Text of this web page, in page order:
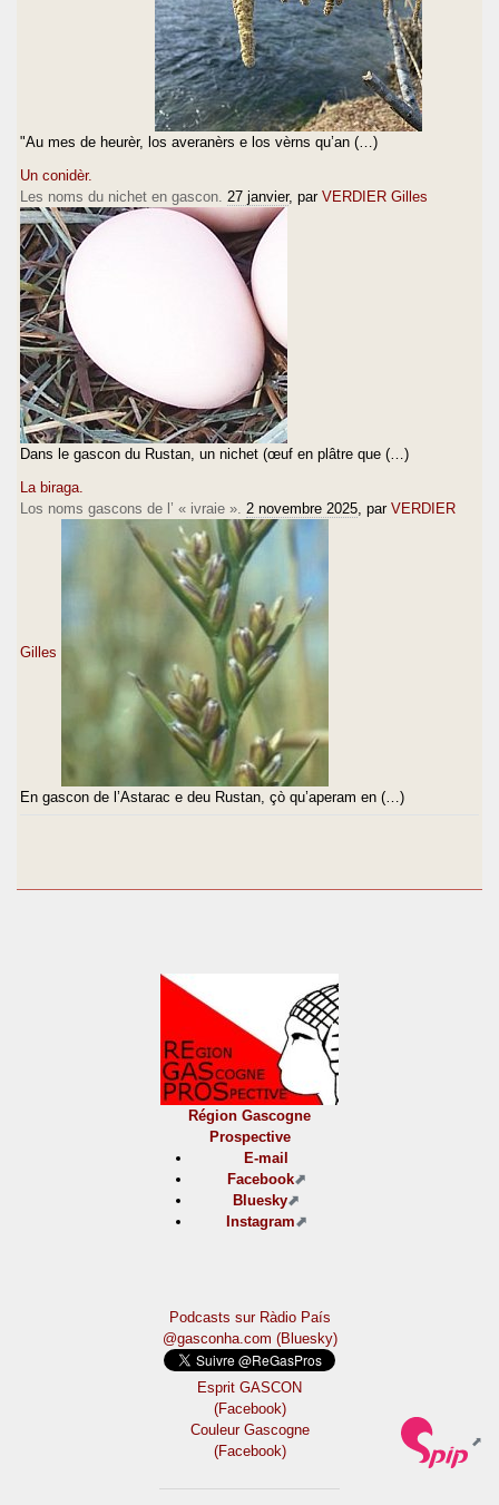
"Au mes de heurèr, los averanèrs e los vèrns qu’an (…)
Un conidèr.
Les noms du nichet en gascon. 27 janvier, par VERDIER Gilles
Dans le gascon du Rustan, un nichet (œuf en plâtre que (…)
La biraga.
Los noms gascons de l’ « ivraie ». 2 novembre 2025 , par VERDIER
Gilles
En gascon de l’Astarac e deu Rustan, çò qu’aperam en (…)
Région Gascogne
Prospective
E-mail
Facebook
Bluesky
Instagram
Podcasts sur Ràdio País
@gasconha.com (Bluesky)
Esprit GASCON
(Facebook)
Couleur Gascogne
(Facebook)